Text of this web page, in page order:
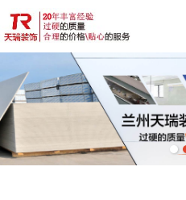
首页 产品展示 公司介绍 天瑞动态